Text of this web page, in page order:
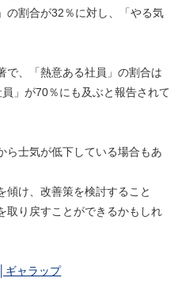
の割合が32％に対し、「やる気
で、「熱意ある社員」の割合は
」が70％にも及ぶと報告されて
ら士気が低下している場合もあ
傾け、改善策を検討すること
取り戻すことができるかもしれ
ギャラップ